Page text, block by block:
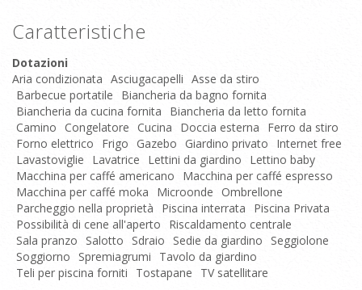
Caratteristiche
Dotazioni
Aria condizionata Asciugacapelli Asse da stiro
Barbecue portatile
Biancheria da bagno fornita
Biancheria da cucina fornita
Biancheria da letto fornita
Camino Congelatore Cucina Doccia esterna
Ferro da stiro
Forno elettrico
Frigo Gazebo Giardino privato
Internet free
Lavastoviglie
Lavatrice Lettini da giardino
Lettino baby
Macchina per caffé americano
Macchina per caffé espresso
Macchina per caffé moka
Microonde
Ombrellone
Parcheggio nella proprietà
Piscina interrata
Piscina Privata
Possibilità di cene all'aperto
Riscaldamento centrale
Sala pranzo Salotto Sdraio Sedie da giardino
Seggiolone
Soggiorno
Spremiagrumi
Tavolo da giardino
Teli per piscina forniti
Tostapane
TV satellitare